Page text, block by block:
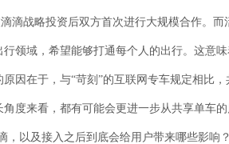
滴战略投资后双方首次进行大规模合作。
领域，希望能够打通每个人的出行。这意
因在于，与“苛刻”的互联网专车规定相
度来看，都有可能会更进一步从共享单车的
，以及接入之后到底会给用户带来哪些影响？